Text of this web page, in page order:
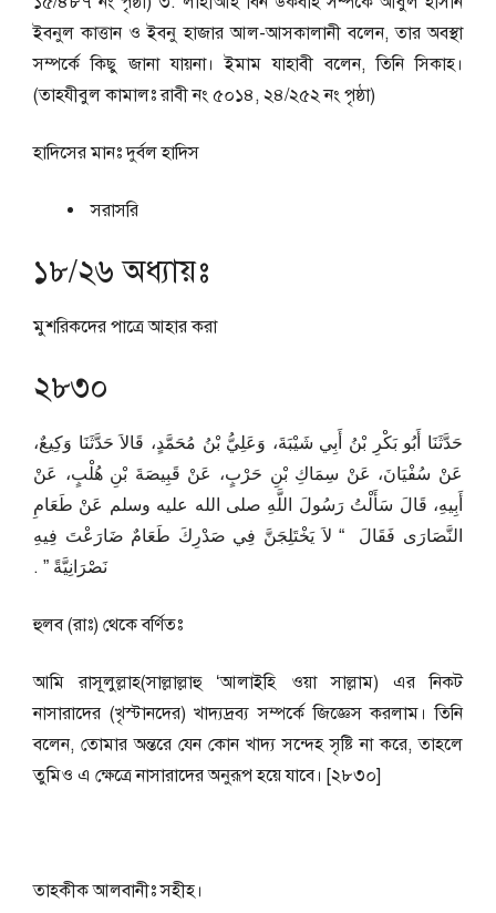
ইবনুল কাত্তান ও ইবনু হাজার আল-আসকালানী বলেন, তার অবস্থা
সম্পর্কে কিছু জানা যায়না। ইমাম যাহাবী বলেন, তিনি সিকাহ।
(তাহযীবুল কামালঃ রাবী নং ৫০১৪, ২৪/২৫২ নং পৃষ্ঠা)
হাদিসের মানঃদুর্বল হাদিস
সরাসরি
১৮/২৬ অধ্যায়ঃ
মুশরিকদের পাত্রে আহার করা
২৮৩০
حَدَّثَنَا أَبُو بَكْرِ بْنُ أَبِي شَيْبَةَ، وَعَلِيُّ بْنُ مُحَمَّدٍ، قَالاَ حَدَّثَنَا وَكِيعٌ،
عَنْ سُفْيَانَ، عَنْ سِمَاكِ بْنِ حَرْبٍ، عَنْ قَبِيصَةَ بْنِ هُلْبٍ، عَنْ
أَبِيهِ، قَالَ سَأَلْتُ رَسُولَ اللَّهِ صلى الله عليه وسلم عَنْ طَعَامِ
النَّصَارَى فَقَالَ ‏ “‏ لاَ يَخْتَلِجَنَّ فِي صَدْرِكَ طَعَامٌ ضَارَعْتَ فِيهِ
نَصْرَانِيَّةً ‏”‏ ‏.‏
হুলব (রাঃ) থেকে বর্ণিতঃ
আমি রাসূলুল্লাহ(সাল্লাল্লাহু ‘আলাইহি ওয়া সাল্লাম) এর নিকট
নাসারাদের (খৃস্টানদের) খাদ্যদ্রব্য সম্পর্কে জিজ্ঞেস করলাম। তিনি
বলেন, তোমার অন্তরে যেন কোন খাদ্য সন্দেহ সৃষ্টি না করে, তাহলে
তুমিও এ ক্ষেত্রে নাসারাদের অনুরূপ হয়ে যাবে। [২৮৩০]
তাহকীক আলবানীঃ সহীহ।